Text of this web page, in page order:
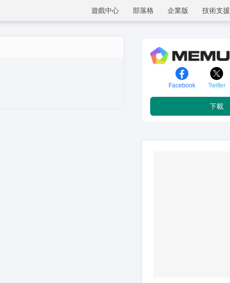
技術支援
企業版
部落格
遊戲中心
Facebook Twitter
下載